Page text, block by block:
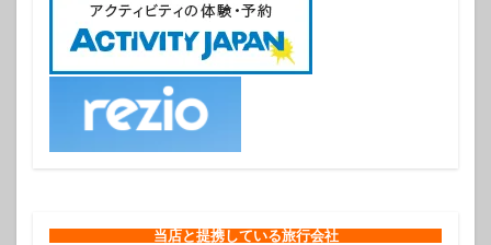
当店と提携している旅行会社